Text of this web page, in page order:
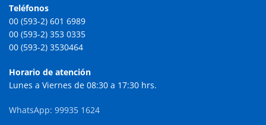
Teléfonos
00 (593-2) 601 6989
00 (593-2) 353 0335
00 (593-2) 3530464
Horario de atención
Lunes a Viernes de 08:30 a 17:30 hrs.
WhatsApp: 99935 1624